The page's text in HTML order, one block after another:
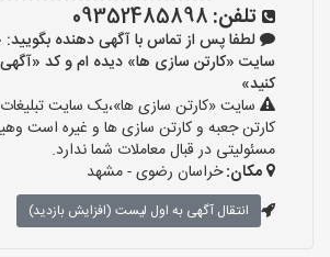
تلفن: 09352485898
لطفا پس از تماس با آگهی دهنده بگویید:
کنید»
سایت «کارتن سازی ها»،یک سایت
کارتن جعبه و کارتن سازی ها و غیره است
مسئولیتی در قبال معاملات شما ندارد.
مکان:خراسان رضوی - مشهد
انتقال آگهی به اول لیست (افزایش بازدید)